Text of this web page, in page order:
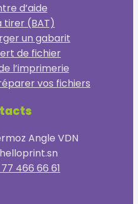
d’aide
tirer (BAT)
un gabarit
de fichier
l’imprimerie
vos fichiers
Angle VDN
466 66 61